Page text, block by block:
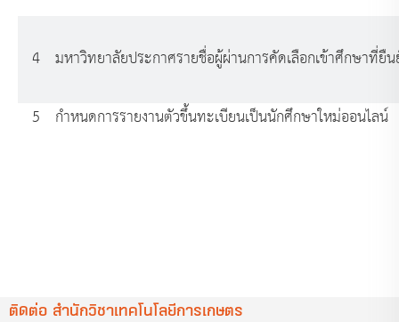
4 มหาวิทยาลัยประกาศรายชื่อผู้ผ่านการคัดเลือกเข้าศึกษาที่ยื
5 กำหนดการรายงานตัวขึ้นทะเบียนเป็นนักศึกษาใหม่ออนไลน์
ติดต่อ สำนักวิชาเทคโนโลยีการเกษตร